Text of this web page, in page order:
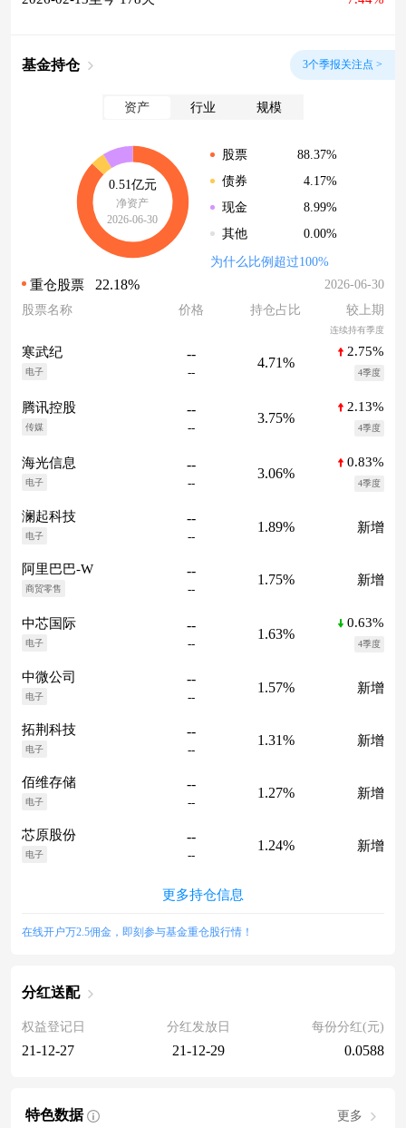
基金持仓 3个季报关注点 >
资产 行业 规模
0.51亿元
净资产
2026-06-30
股票
88.37%
债券
4.17%
现金
8.99%
其他
0.00%
为什么比例超过100%
重仓股票 22.18%
2026-06-30
股票名称
价格 持仓占比 较上期
连续持有季度
寒武纪
电子
--
--
4.71%
2.75%
4季度
腾讯控股
传媒
--
--
3.75%
2.13%
4季度
海光信息
电子
--
--
3.06%
0.83%
4季度
澜起科技
电子
--
--
1.89% 新增
阿里巴巴-W
商贸零售
--
--
1.75% 新增
中芯国际
电子
--
--
1.63%
0.63%
4季度
中微公司
电子
--
--
1.57% 新增
拓荆科技
电子
--
--
1.31% 新增
佰维存储
电子
--
--
1.27% 新增
芯原股份
电子
--
--
1.24% 新增
更多持仓信息
在线开户万2.5佣金，即刻参与基金重仓股行情！
分红送配
权益登记日
21-12-27
分红发放日
21-12-29
每份分红(元)
0.0588
特色数据 更多